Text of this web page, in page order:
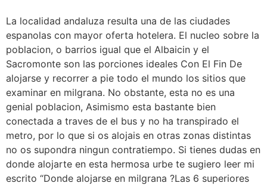
La localidad andaluza resulta una de las ciudades
espanolas con mayor oferta hotelera. El nucleo sobre la
poblacion, o barrios igual que el Albaicin y el
Sacromonte son las porciones ideales Con El Fin De
alojarse y recorrer a pie todo el mundo los sitios que
examinar en milgrana. No obstante, esta no es una
genial poblacion, Asimismo esta bastante bien
conectada a traves de el bus y no ha transpirado el
metro, por lo que si os alojais en otras zonas distintas
no os supondra ningun contratiempo. Si tienes dudas en
donde alojarte en esta hermosa urbe te sugiero leer mi
escrito “Donde alojarse en milgrana ?Las 6 superiores